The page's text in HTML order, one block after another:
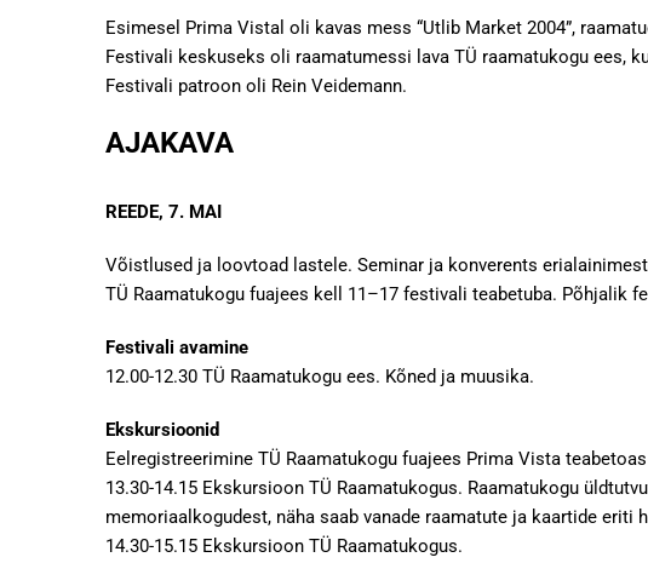
Esimesel Prima Vistal oli kavas mess “Utlib Market 2004”,
Festivali keskuseks oli raamatumessi lava TÜ raamatukogu ees,
Festivali patroon oli Rein Veidemann.
AJAKAVA
REEDE, 7. MAI
Võistlused ja loovtoad lastele. Seminar ja konverents
TÜ Raamatukogu fuajees kell 11–17 festivali teabetuba. Põhjalik
Festivali avamine
12.00-12.30 TÜ Raamatukogu ees. Kõned ja muusika.
Ekskursioonid
Eelregistreerimine TÜ Raamatukogu fuajees Prima Vista
13.30-14.15 Ekskursioon TÜ Raamatukogus. Raamatukogu
memoriaalkogudest, näha saab vanade raamatute ja kaartide eriti
14.30-15.15 Ekskursioon TÜ Raamatukogus.